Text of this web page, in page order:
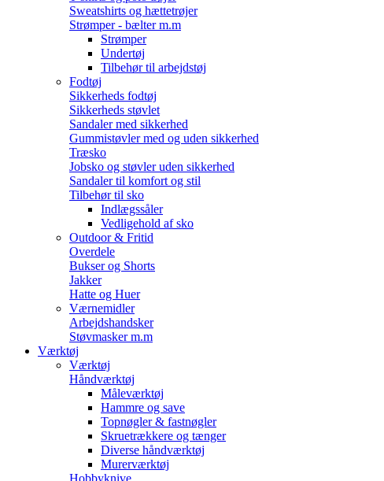
Sweatshirts og hættetrøjer
Strømper - bælter m.m
Strømper
Undertøj
Tilbehør til arbejdstøj
Fodtøj
Sikkerheds fodtøj
Sikkerheds støvlet
Sandaler med sikkerhed
Gummistøvler med og uden sikkerhed
Træsko
Jobsko og støvler uden sikkerhed
Sandaler til komfort og stil
Tilbehør til sko
Indlægssåler
Vedligehold af sko
Outdoor & Fritid
Overdele
Bukser og Shorts
Jakker
Hatte og Huer
Værnemidler
Arbejdshandsker
Støvmasker m.m
Værktøj
Værktøj
Håndværktøj
Måleværktøj
Hammre og save
Topnøgler & fastnøgler
Skruetrækkere og tænger
Diverse håndværktøj
Murerværktøj
Hobbyknive